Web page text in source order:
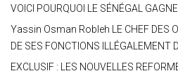
VOICI POURQUOI LE SÉNÉGAL
Yassin Osman Robleh LE CHEF DES
DE SES FONCTIONS ILLÉGALEMENT
EXCLUSIF : LES NOUVELLES